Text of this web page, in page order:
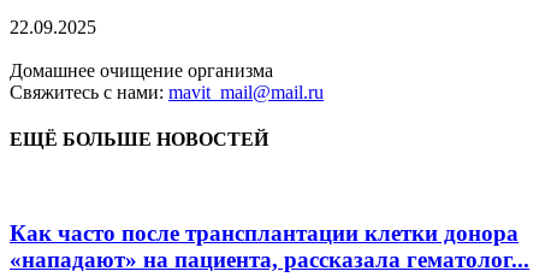
22.09.2025
Домашнее очищение организма
Свяжитесь с нами: mavit_mail@mail.ru
ЕЩЁ БОЛЬШЕ НОВОСТЕЙ
Как часто после трансплантации клетки донора
«нападают» на пациента, рассказала гематолог...